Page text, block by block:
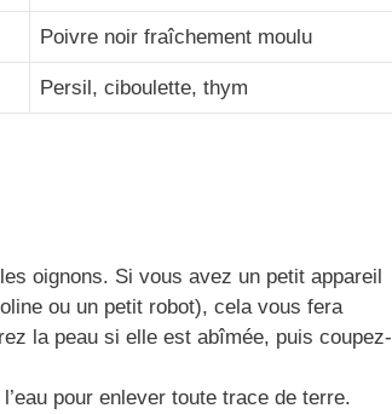
Poivre noir fraîchement moulu
Persil, ciboulette, thym
oignons. Si vous avez un petit appareil
ou un petit robot), cela vous fera
la peau si elle est abîmée, puis coupez-
pour enlever toute trace de terre.